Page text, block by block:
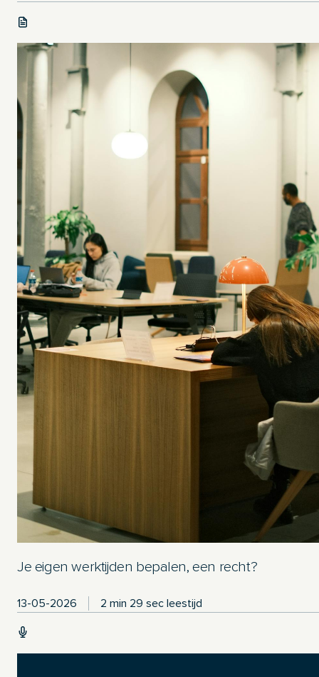
Je eigen werktijden bepalen, een recht?
13-05-2026 2 min 29 sec leestijd